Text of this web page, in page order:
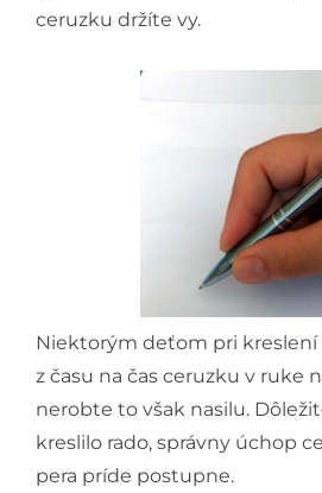
ceruzku držíte vy.
Niektorým deťom pri kreslení
z času na čas ceruzku v ruke
nerobte to však nasilu.
kreslilo rado, správny úchop
pera príde postupne.